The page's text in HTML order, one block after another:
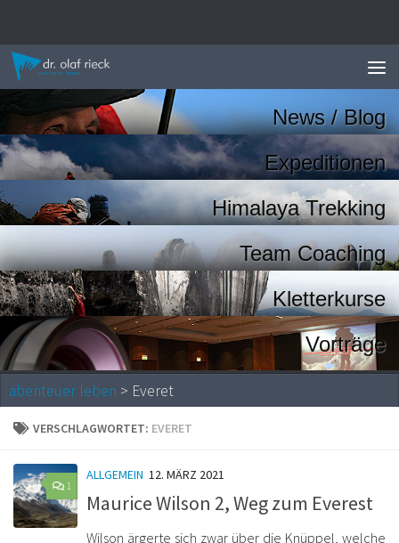
News / Blog
Expeditionen
Himalaya Trekking
Team Coaching
Kletterkurse
Vorträge
abenteuer leben > Everet
VERSCHLAGWORTET: EVERET
1
ALLGEMEIN 12. MÄRZ 2021
Maurice Wilson 2, Weg zum Everest
Wilson ärgerte sich zwar über die Knüppel, welche